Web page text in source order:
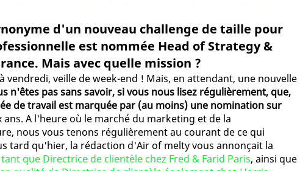
d'un nouveau challenge de taille pour
est nommée Head of Strategy &
Mais avec quelle mission ?
vendredi, veille de week-end ! Mais, en attendant, une nouvelle
n'êtes pas sans savoir, si vous nous lisez régulièrement, que,
de travail est marquée par (au moins) une nomination sur
ans. A l'heure où le marché du marketing et de la
nous vous tenons régulièrement au courant de ce qui
tard qu'hier, la rédaction d'Air of melty vous annonçait la
que Directrice de clientèle chez Fred & Farid Paris, ainsi que